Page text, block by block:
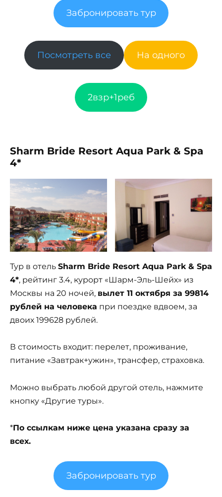
Забронировать тур
Посмотреть все На одного
2взр+1реб
Sharm Bride Resort Aqua Park & Spa
4*
Тур в отель Sharm Bride Resort Aqua Park & Spa
4*, рейтинг 3.4, курорт «Шарм-Эль-Шейх» из
Москвы на 20 ночей, вылет 11 октября за 99814
рублей на человека при поездке вдвоем, за
двоих 199628 рублей.
В стоимость входит: перелет, проживание,
питание «Завтрак+ужин», трансфер, страховка.
Можно выбрать любой другой отель, нажмите
кнопку «Другие туры».
*По ссылкам ниже цена указана сразу за
всех.
Забронировать тур